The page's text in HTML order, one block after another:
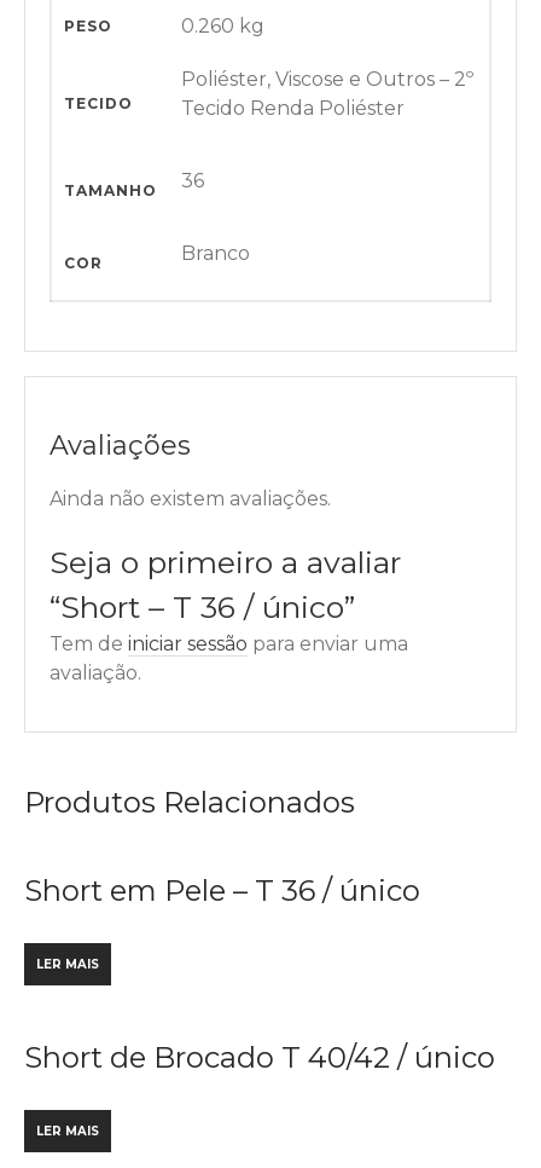
PESO 0.260 kg
TECIDO
Poliéster, Viscose e Outros – 2º
Tecido Renda Poliéster
TAMANHO 36
COR Branco
Avaliações
Ainda não existem avaliações.
Seja o primeiro a avaliar
“Short – T 36 / único”
Tem de iniciar sessão para enviar uma
avaliação.
Produtos Relacionados
Short em Pele – T 36 / único
LER MAIS
Short de Brocado T 40/42 / único
LER MAIS